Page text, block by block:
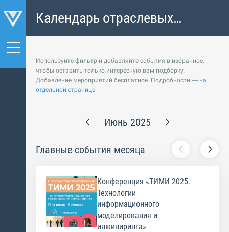
Календарь отраслевых
событий
Используйте фильтр и добавляйте события в избранное,
чтобы оставить только интересную вам подборку.
Добавление мероприятий бесплатное. Подробности — на
отдельной странице
Июнь 2025
Главные события месяца
Конференция «ТИМИ 2025.
Технологии
информационного
моделирования и
инжиниринга»